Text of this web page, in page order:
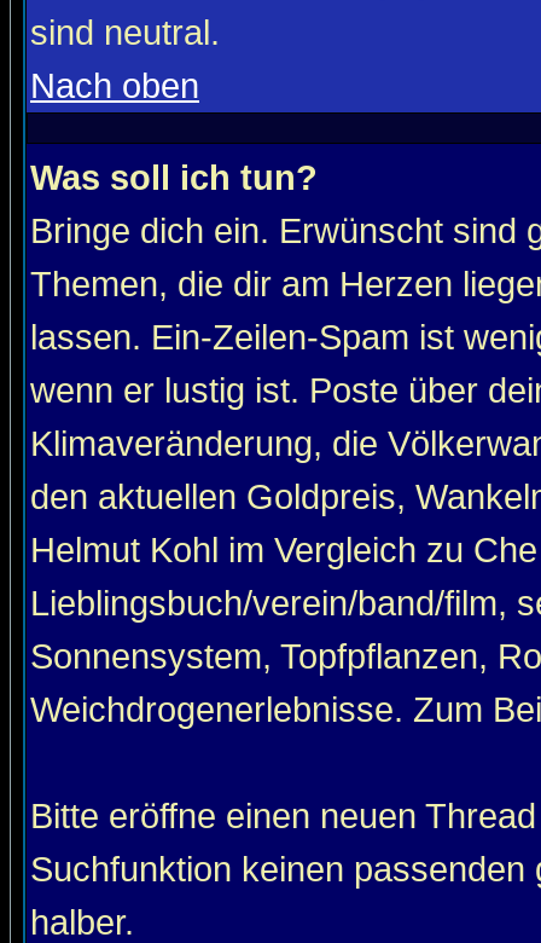
sind neutral.
Nach oben
Was soll ich tun?
Bringe dich ein. Erwünscht sind
Themen, die dir am Herzen
lassen. Ein-Zeilen-Spam ist
wenn er lustig ist. Poste über
Klimaveränderung, die
den aktuellen Goldpreis,
Helmut Kohl im Vergleich zu
Lieblingsbuch/verein/band/film,
Sonnensystem, Topfpflanzen,
Weichdrogenerlebnisse. Zum
Bitte eröffne einen neuen
Suchfunktion keinen
halber.